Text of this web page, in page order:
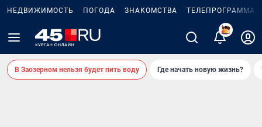
НЕДВИЖИМОСТЬ ПОГОДА ЗНАКОМСТВА ТЕЛЕПРОГРАММА
2
В Заозерном нельзя будет пить воду Где начать новую жизнь?